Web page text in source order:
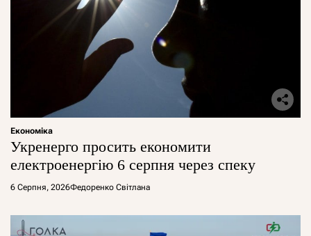
Економіка
Укренерго просить економити
електроенергію 6 серпня через спеку
6 Серпня, 2026Федоренко Світлана